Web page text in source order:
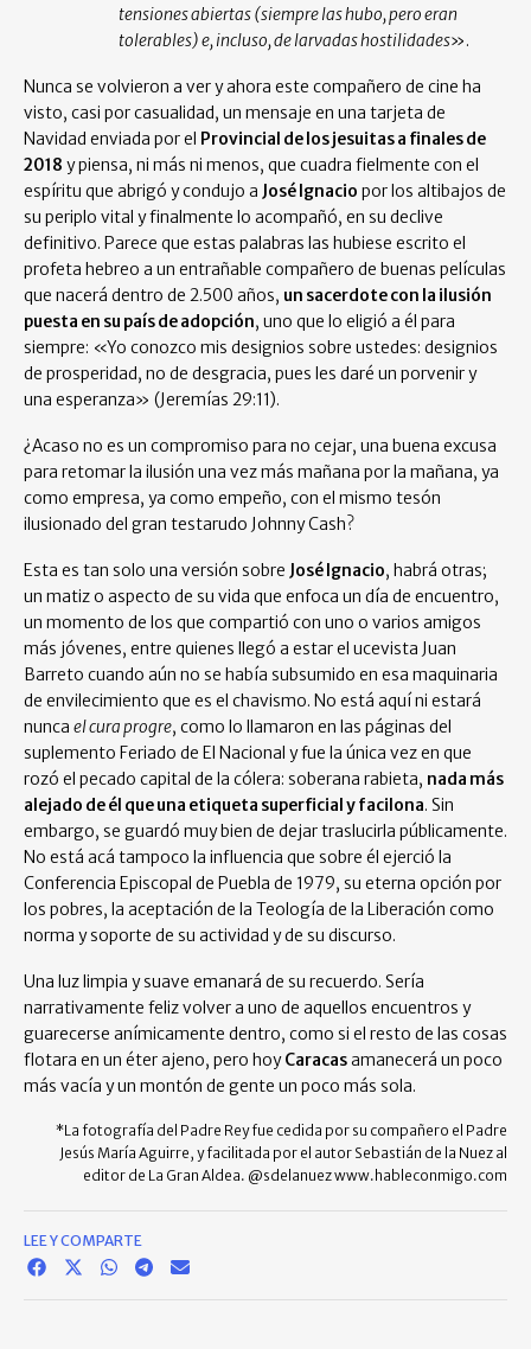
tensiones abiertas (siempre las hubo, pero eran
tolerables) e, incluso, de larvadas hostilidades».
Nunca se volvieron a ver y ahora este compañero de cine ha
visto, casi por casualidad, un mensaje en una tarjeta de
Navidad enviada por el Provincial de los jesuitas a finales de
2018 y piensa, ni más ni menos, que cuadra fielmente con el
espíritu que abrigó y condujo a José Ignacio por los altibajos de
su periplo vital y finalmente lo acompañó, en su declive
definitivo. Parece que estas palabras las hubiese escrito el
profeta hebreo a un entrañable compañero de buenas películas
que nacerá dentro de 2.500 años, un sacerdote con la ilusión
puesta en su país de adopción, uno que lo eligió a él para
siempre: «Yo conozco mis designios sobre ustedes: designios
de prosperidad, no de desgracia, pues les daré un porvenir y
una esperanza» (Jeremías 29:11).
¿Acaso no es un compromiso para no cejar, una buena excusa
para retomar la ilusión una vez más mañana por la mañana, ya
como empresa, ya como empeño, con el mismo tesón
ilusionado del gran testarudo Johnny Cash?
Esta es tan solo una versión sobre José Ignacio, habrá otras;
un matiz o aspecto de su vida que enfoca un día de encuentro,
un momento de los que compartió con uno o varios amigos
más jóvenes, entre quienes llegó a estar el ucevista Juan
Barreto cuando aún no se había subsumido en esa maquinaria
de envilecimiento que es el chavismo. No está aquí ni estará
nunca el cura progre, como lo llamaron en las páginas del
suplemento Feriado de El Nacional y fue la única vez en que
rozó el pecado capital de la cólera: soberana rabieta, nada más
alejado de él que una etiqueta superficial y facilona. Sin
embargo, se guardó muy bien de dejar traslucirla públicamente.
No está acá tampoco la influencia que sobre él ejerció la
Conferencia Episcopal de Puebla de 1979, su eterna opción por
los pobres, la aceptación de la Teología de la Liberación como
norma y soporte de su actividad y de su discurso.
Una luz limpia y suave emanará de su recuerdo. Sería
narrativamente feliz volver a uno de aquellos encuentros y
guarecerse anímicamente dentro, como si el resto de las cosas
flotara en un éter ajeno, pero hoyCaracasamanecerá un poco
más vacía y un montón de gente un poco más sola.
*La fotografía del Padre Rey fue cedida por su compañero el Padre
Jesús María Aguirre, y facilitada por el autor Sebastián de la Nuez al
editor de La Gran Aldea. @sdelanuez www.hableconmigo.com
LEE Y COMPARTE